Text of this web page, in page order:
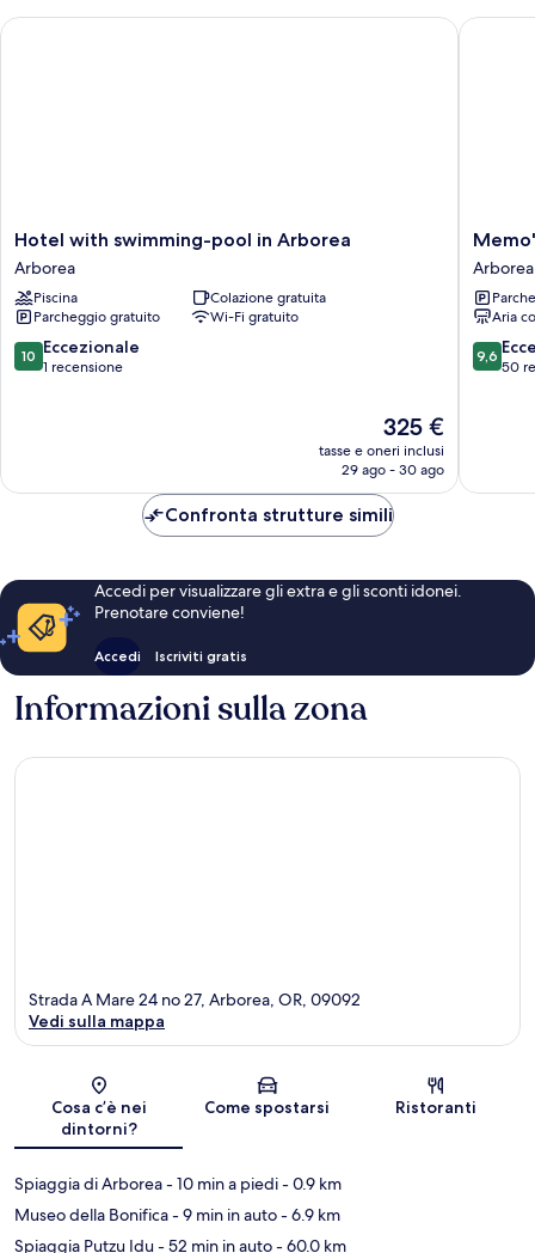
Hotel
with
swimming-
pool
in
Arborea
Arborea
Hotel with swimming-pool in Arborea
Arborea
Piscina
Colazione gratuita
Parcheggio gratuito
Wi-Fi gratuito
10.0
su
10 Eccezionale
1 recensione
Il
prezzo
attuale
325 €
325 €
tasse e oneri inclusi
29 ago - 30 ago
Hotel with swimming-pool in Arborea
Memo's
Arborea
Arborea
Aria
9.6
su
9,6
50
Memo's
Confronta strutture simili
Accedi per visualizzare gli extra e gli sconti idonei.
Prenotare conviene!
Accedi Iscriviti gratis
Informazioni sulla zona
Mappa
Strada A Mare 24 no 27, Arborea, OR, 09092
Vedi sulla mappa
Cosa c’è nei
dintorni?
Come spostarsi Ristoranti
Spiaggia di Arborea- 10 min a piedi- 0.9 km
Museo della Bonifica- 9 min in auto- 6.9 km
Spiaggia Putzu Idu- 52 min in auto- 60.0 km